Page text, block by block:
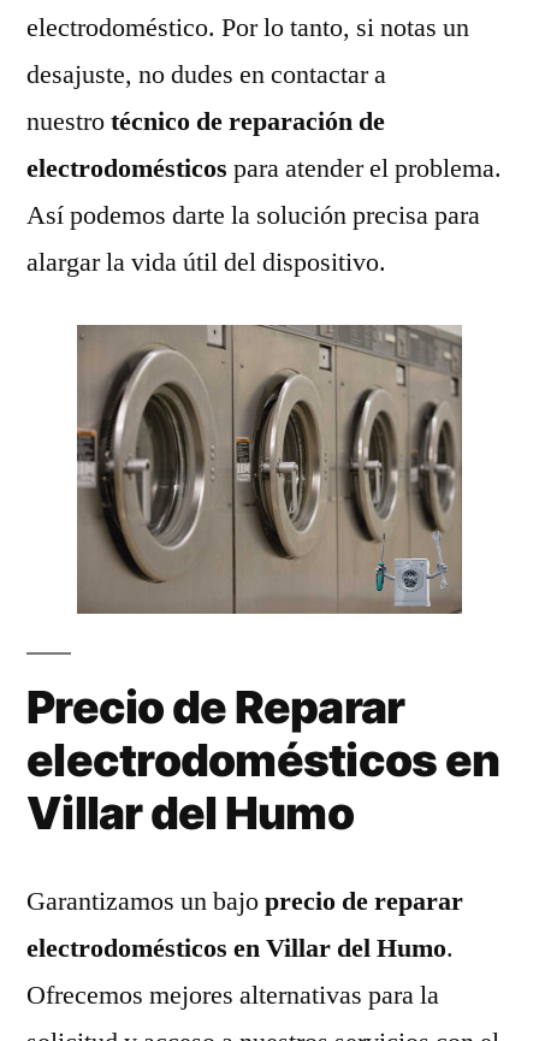
electrodoméstico. Por lo tanto, si notas un
desajuste, no dudes en contactar a
nuestrotécnico de reparación de
electrodomésticos para atender el problema.
Así podemos darte la solución precisa para
alargar la vida útil del dispositivo.
Precio de Reparar
electrodomésticos en
Villar del Humo
Garantizamos un bajoprecio de reparar
electrodomésticos en Villar del Humo.
Ofrecemos mejores alternativas para la